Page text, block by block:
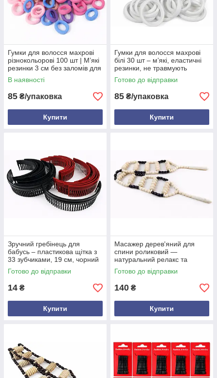
Гумки для волосся махрові
різнокольорові 100 шт | М’які
резинки 3 см без заломів для
дітей і дорослих
В наявності
85 ₴/упаковка
Купити
Гумки для волосся махрові
білі 30 шт – м’які, еластичні
резинки, не травмують
волосся, довговічні
Готово до відправки
85 ₴/упаковка
Купити
Зручний гребінець для
бабусь – пластикова щітка з
33 зубчиками, 19 см, чорний
колір, легкий догляд і
комфортне розчісування
Готово до відправки
14 ₴
Купити
Масажер дерев'яний для
спини роликовий —
натуральний релакс та
покращення кровообігу
Готово до відправки
140 ₴
Купити